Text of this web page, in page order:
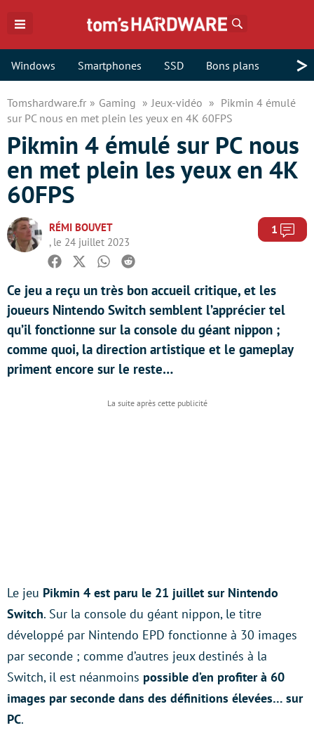
Windows Smartphones SSD Bons plans >
Tomshardware.fr Gaming Jeux-vidéo
Pikmin 4 émulé
sur PC nous en met plein les yeux en 4K 60FPS
Pikmin 4 émulé sur PC nous
en met plein les yeux en 4K
60FPS
RÉMI BOUVET
, le 24 juillet 2023
1
Facebook
TwitterWhatsapp
Reddit
Ce jeu a reçu un très bon accueil critique, et les
joueurs Nintendo Switch semblent l’apprécier tel
qu’il fonctionne sur la console du géant nippon ;
comme quoi, la direction artistique et le gameplay
priment encore sur le reste…
Le jeu Pikmin 4 est paru le 21 juillet sur Nintendo
Switch. Sur la console du géant nippon, le titre
développé par Nintendo EPD fonctionne à 30 images
par seconde ; comme d’autres jeux destinés à la
Switch, il est néanmoins possible d’en profiter à 60
images par seconde dans des définitions élevées… sur
PC.